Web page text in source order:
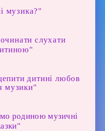
музика?"
слухати
дитині любов
музики"
родиною музичні